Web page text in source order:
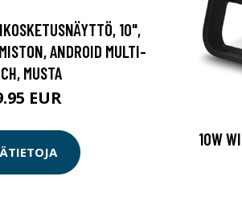
10",
ANDROID MULTI-
MUSTA
EUR
10W